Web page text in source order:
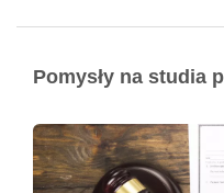
Pomysły na studia